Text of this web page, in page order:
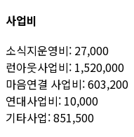
사업비
소식지운영비: 27,000
런아웃사업비: 1,520,000
마음연결 사업비: 603,200
연대사업비: 10,000
기타사업: 851,500